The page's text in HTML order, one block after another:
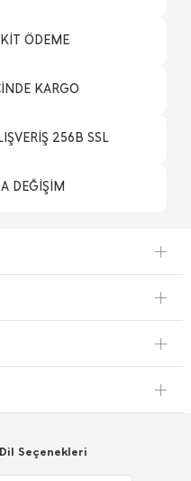
ÖDEME
KARGO
256B SSL
DEĞİŞİM
Seçenekleri